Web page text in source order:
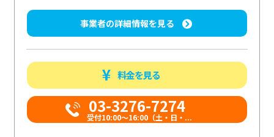
事業者の詳細情報を見る
料金を見る
03-3276-7274
受付10:00〜16:00（土・日・...